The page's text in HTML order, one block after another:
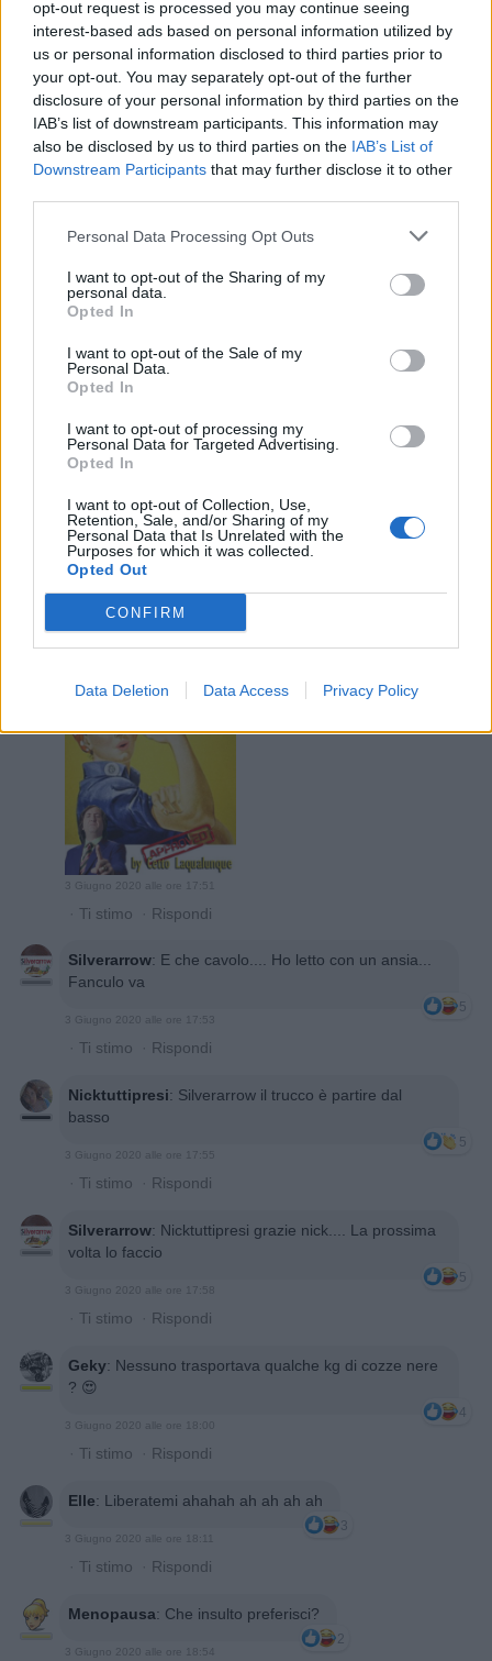
opt-out request is processed you may continue seeing
interest-based ads based on personal information utilized by
us or personal information disclosed to third parties prior to
your opt-out. You may separately opt-out of the further
disclosure of your personal information by third parties on the
IAB’s list of downstream participants. This information may
also be disclosed by us to third parties on the IAB’s List of
Downstream Participants that may further disclose it to other
Personal Data Processing Opt Outs
I want to opt-out of the Sharing of my
personal data.
Opted In
I want to opt-out of the Sale of my
Personal Data.
Opted In
I want to opt-out of processing my
Personal Data for Targeted Advertising.
Opted In
I want to opt-out of Collection, Use,
Retention, Sale, and/or Sharing of my
Personal Data that Is Unrelated with the
Purposes for which it was collected.
Opted Out
CONFIRM
Data Deletion Data Access Privacy Policy
Liberatemi: ma va a cagare... 🤣🤣🤣
3
3 Giugno 2020 alle ore 17:49
·Ti stimo· Rispondi
pecos:Sera mat 😂😂🍷🍷Enricokaso
2
3 Giugno 2020 alle ore 17:49
pecos:😂😂😂😂😂Liberatemi
3 Giugno 2020 alle ore 17:49
·Ti stimo
Nicktuttipresi:ho fatto bene io che ho iniziato a
leggere da sotto
·Ti stimo·Rispondi
😂😂😂😛😛😛
2
3 Giugno 2020 alle ore 17:50
·Ti stimo·
Febo59:
4
3 Giugno 2020 alle ore 17:51
· Ti stimo · Rispondi
Silverarrow: E che cavolo.... Ho letto con un ansia...
Fanculo va
5
3 Giugno 2020 alle ore 17:53
· Ti stimo · Rispondi
Nicktuttipresi: Silverarrow il trucco è partire dal
basso
5
3 Giugno 2020 alle ore 17:55
· Ti stimo · Rispondi
Silverarrow: Nicktuttipresi grazie nick.... La prossima
volta lo faccio
5
3 Giugno 2020 alle ore 17:58
· Ti stimo · Rispondi
Geky: Nessuno trasportava qualche kg di cozze nere
? 😍
4
3 Giugno 2020 alle ore 18:00
· Ti stimo · Rispondi
Elle: Liberatemi ahahah ah ah ah ah
3
3 Giugno 2020 alle ore 18:11
· Ti stimo · Rispondi
Menopausa: Che insulto preferisci?
2
3 Giugno 2020 alle ore 18:54